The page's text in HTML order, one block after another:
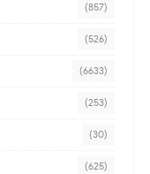
(857)
(526)
(6633)
(253)
(30)
(625)